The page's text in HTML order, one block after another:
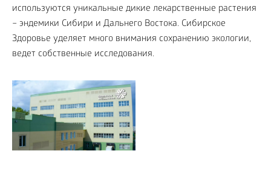
используются уникальные дикие лекарственные растения
– эндемики Сибири и Дальнего Востока. Сибирское
Здоровье уделяет много внимания сохранению экологии,
ведет собственные исследования.